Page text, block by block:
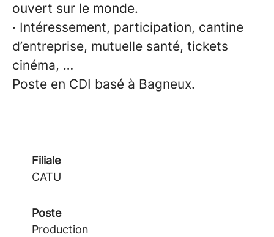
ouvert sur le monde.
· Intéressement, participation, cantine
d’entreprise, mutuelle santé, tickets
cinéma, …
Poste en CDI basé à Bagneux.
Filiale
CATU
Poste
Production